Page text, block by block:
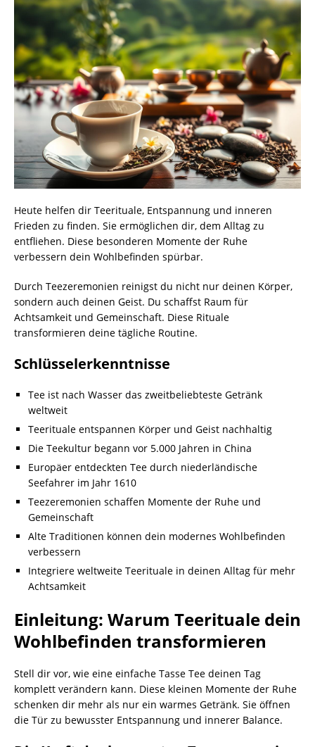
Heute helfen dir Teerituale, Entspannung und inneren
Frieden zu finden. Sie ermöglichen dir, dem Alltag zu
entfliehen. Diese besonderen Momente der Ruhe
verbessern dein Wohlbefinden spürbar.
Durch Teezeremonien reinigst du nicht nur deinen Körper,
sondern auch deinen Geist. Du schaffst Raum für
Achtsamkeit und Gemeinschaft. Diese Rituale
transformieren deine tägliche Routine.
Schlüsselerkenntnisse
Tee ist nach Wasser das zweitbeliebteste Getränk
weltweit
Teerituale entspannen Körper und Geist nachhaltig
Die Teekultur begann vor 5.000 Jahren in China
Europäer entdeckten Tee durch niederländische
Seefahrer im Jahr 1610
Teezeremonien schaffen Momente der Ruhe und
Gemeinschaft
Alte Traditionen können dein modernes Wohlbefinden
verbessern
Integriere weltweite Teerituale in deinen Alltag für mehr
Achtsamkeit
Einleitung: Warum Teerituale dein
Wohlbefinden transformieren
Stell dir vor, wie eine einfache Tasse Tee deinen Tag
komplett verändern kann. Diese kleinen Momente der Ruhe
schenken dir mehr als nur ein warmes Getränk. Sie öffnen
die Tür zu bewusster Entspannung und innerer Balance.